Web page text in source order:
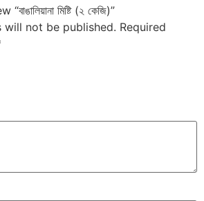
মিষ্টি (২ কেজি)”
will not be published. Required